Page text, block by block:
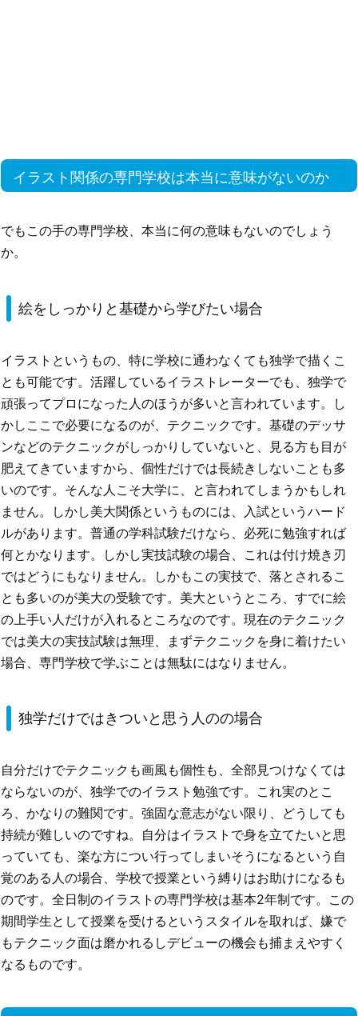
イラスト関係の専門学校は本当に意味がないのか
でもこの手の専門学校、本当に何の意味もないのでしょう
か。
絵をしっかりと基礎から学びたい場合
イラストというもの、特に学校に通わなくても独学で描くこ
とも可能です。活躍しているイラストレーターでも、独学で
頑張ってプロになった人のほうが多いと言われています。し
かしここで必要になるのが、テクニックです。基礎のデッサ
ンなどのテクニックがしっかりしていないと、見る方も目が
肥えてきていますから、個性だけでは長続きしないことも多
いのです。そんな人こそ大学に、と言われてしまうかもしれ
ません。しかし美大関係というものには、入試というハード
ルがあります。普通の学科試験だけなら、必死に勉強すれば
何とかなります。しかし実技試験の場合、これは付け焼き刃
ではどうにもなりません。しかもこの実技で、落とされるこ
とも多いのが美大の受験です。美大というところ、すでに絵
の上手い人だけが入れるところなのです。現在のテクニック
では美大の実技試験は無理、まずテクニックを身に着けたい
場合、専門学校で学ぶことは無駄にはなりません。
独学だけではきついと思う人のの場合
自分だけでテクニックも画風も個性も、全部見つけなくては
ならないのが、独学でのイラスト勉強です。これ実のとこ
ろ、かなりの難関です。強固な意志がない限り、どうしても
持続が難しいのですね。自分はイラストで身を立てたいと思
っていても、楽な方につい行ってしまいそうになるという自
覚のある人の場合、学校で授業という縛りはお助けになるも
のです。全日制のイラストの専門学校は基本2年制です。この
期間学生として授業を受けるというスタイルを取れば、嫌で
もテクニック面は磨かれるしデビューの機会も捕まえやすく
なるものです。